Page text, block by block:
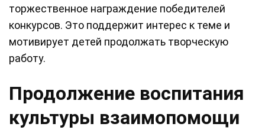
торжественное награждение победителей
конкурсов. Это поддержит интерес к теме и
мотивирует детей продолжать творческую
работу.
Продолжение воспитания
культуры взаимопомощи